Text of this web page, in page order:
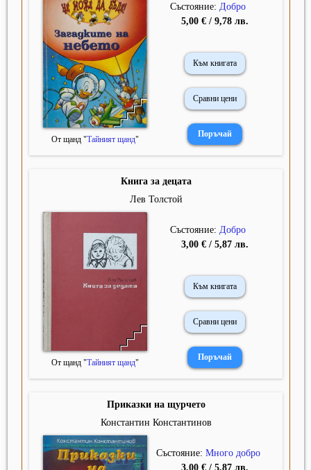
От щанд "Тайният щанд"
Състояние: Добро
5,00 € / 9,78 лв.
Към книгата
Сравни цени
Книга за децата
Лев Толстой
От щанд "Тайният щанд"
Състояние: Добро
3,00 € / 5,87 лв.
Към книгата
Сравни цени
Приказки на щурчето
Константин Константинов
Състояние: Много добро
3,00 € / 5,87 лв.